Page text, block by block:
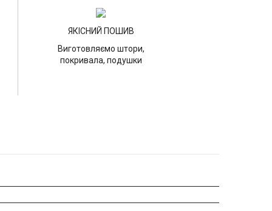
ЯКІСНИЙ ПОШИВ
Виготовляємо штори,
покривала, подушки